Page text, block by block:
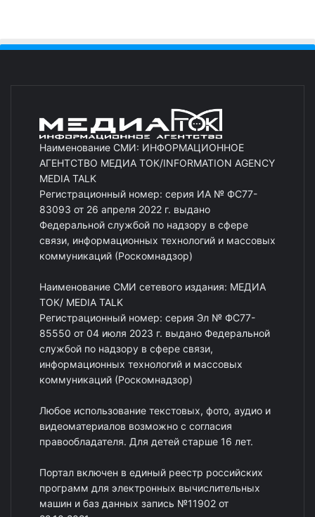
Наименование СМИ: ИНФОРМАЦИОННОЕ
АГЕНТСТВО МЕДИА ТОК/INFORMATION AGENCY
MEDIA TALK
Регистрационный номер: серия ИА № ФС77-
83093 от 26 апреля 2022 г. выдано
Федеральной службой по надзору в сфере
связи, информационных технологий и массовых
коммуникаций (Роскомнадзор)
Наименование СМИ сетевого издания: МЕДИА
ТОК/ MEDIA TALK
Регистрационный номер: серия Эл № ФС77-
85550 от 04 июля 2023 г. выдано Федеральной
службой по надзору в сфере связи,
информационных технологий и массовых
коммуникаций (Роскомнадзор)
Любое использование текстовых, фото, аудио и
видеоматериалов возможно с согласия
правообладателя. Для детей старше 16 лет.
Портал включен в единый реестр российских
программ для электронных вычислительных
машин и баз данных запись №11902 от